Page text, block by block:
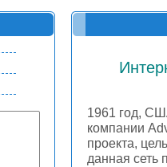
1961 год,
компании
проекта,
данная